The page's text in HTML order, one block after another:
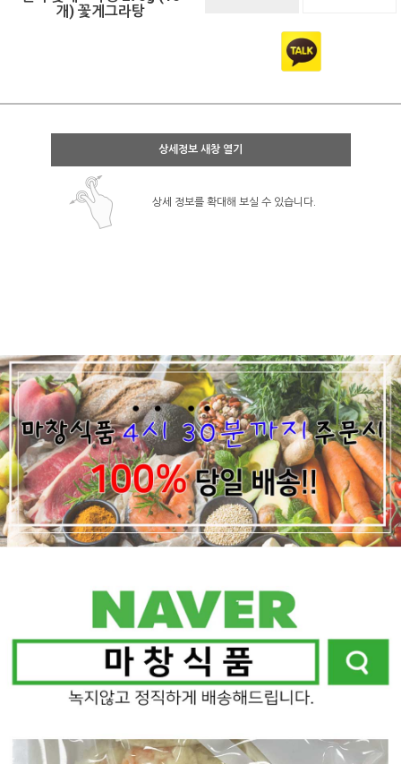
개) 꽃게그라탕
상세정보 새창 열기
상세 정보를 확대해 보실 수 있습니다.